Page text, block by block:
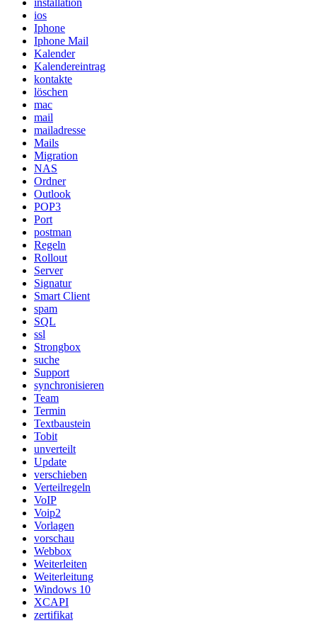
installation
ios
Iphone
Iphone Mail
Kalender
Kalendereintrag
kontakte
löschen
mac
mail
mailadresse
Mails
Migration
NAS
Ordner
Outlook
POP3
Port
postman
Regeln
Rollout
Server
Signatur
Smart Client
spam
SQL
ssl
Strongbox
suche
Support
synchronisieren
Team
Termin
Textbaustein
Tobit
unverteilt
Update
verschieben
Verteilregeln
VoIP
Voip2
Vorlagen
vorschau
Webbox
Weiterleiten
Weiterleitung
Windows 10
XCAPI
zertifikat